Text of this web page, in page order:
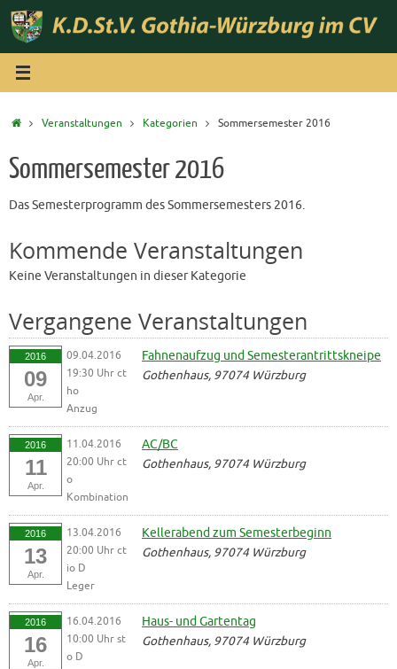
Zum
Inhalt
springen
StartVeranstaltungen Kategorien Sommersemester 2016
Sommersemester 2016
Das Semesterprogramm des Sommersemesters 2016.
Kommende Veranstaltungen
Keine Veranstaltungen in dieser Kategorie
Vergangene Veranstaltungen
2016
09
Apr.
09.04.2016
19:30 Uhr ct
ho
Anzug
Fahnenaufzug und Semesterantrittskneipe
Gothenhaus, 97074 Würzburg
2016
11
Apr.
11.04.2016
20:00 Uhr ct
o
Kombination
AC/BC
Gothenhaus, 97074 Würzburg
2016
13
Apr.
13.04.2016
20:00 Uhr ct
io D
Leger
Kellerabend zum Semesterbeginn
Gothenhaus, 97074 Würzburg
2016
16
Apr.
16.04.2016
10:00 Uhr st
o D
Haus- und Gartentag
Gothenhaus, 97074 Würzburg